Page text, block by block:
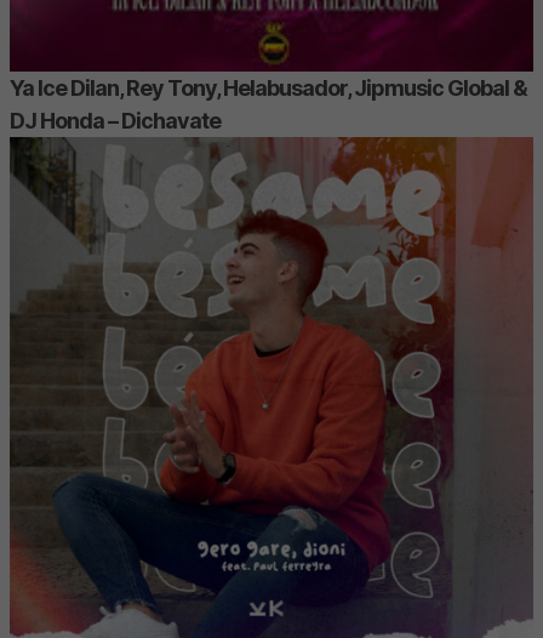
Ya Ice Dilan, Rey Tony, Helabusador, Jipmusic Global &
DJ Honda – Dichavate